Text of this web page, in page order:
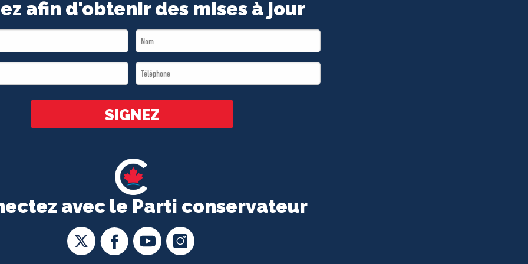
avec le Parti conservateur
afin d'obtenir des mises à jour
Last
Name
Téléphone
*
SIGNEZ